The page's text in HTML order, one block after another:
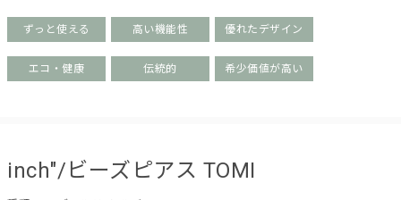
ずっと使える 高い機能性 優れたデザイン
エコ・健康 伝統的 希少価値が高い
inch"/ビーズピアス TOMI